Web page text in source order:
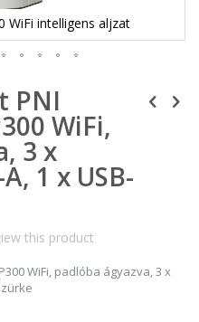
WiFi intelligens aljzat
PNI
WiFi,
3 x
1 x USB-
this product
WiFi, padlóba ágyazva, 3 x